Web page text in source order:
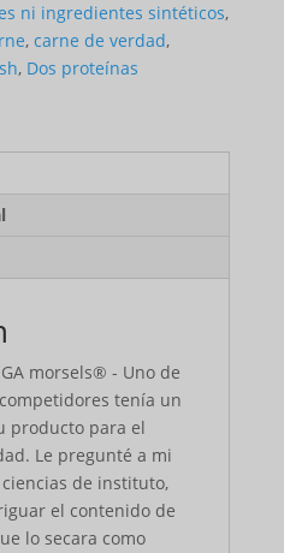
ni ingredientes sintéticos,
, carne de verdad,
, Dos proteínas
morsels® - Uno de
tenía un
producto para el
Le pregunté a mi
de instituto,
el contenido de
lo secara como